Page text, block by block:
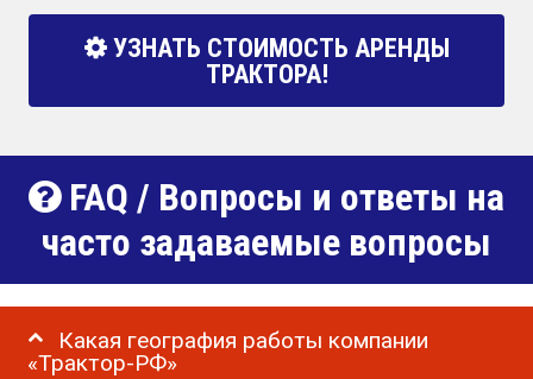
УЗНАТЬ СТОИМОСТЬ АРЕНДЫ
ТРАКТОРА!
FAQ / Вопросы и ответы на
часто задаваемые вопросы
Какая география работы компании
«Трактор-РФ»